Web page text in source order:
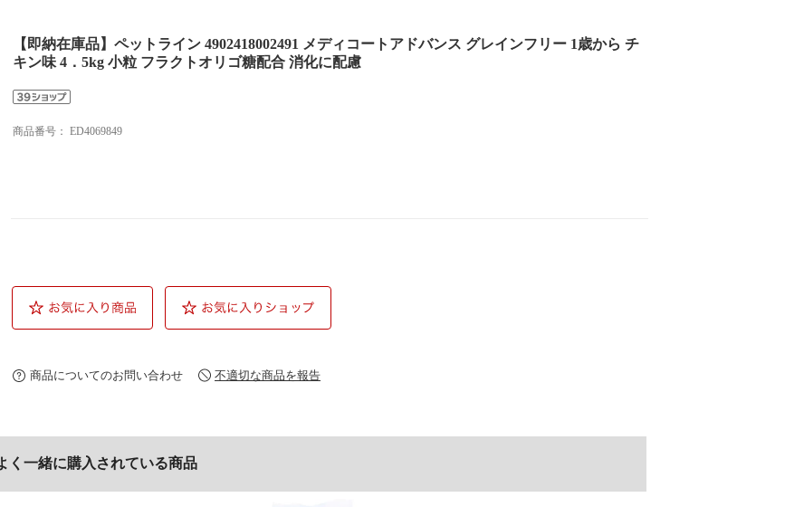
【即納在庫品】ペットライン 4902418002491 メディコートアドバンス グレインフリー 1歳から チ
キン味 4．5kg 小粒 フラクトオリゴ糖配合 消化に配慮
商品番号： ED4069849
商品についてのお問い合わせ 不適切な商品を報告
く一緒に購入されている商品